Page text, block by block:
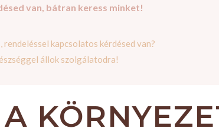
van, bátran keress minket!
rendeléssel kapcsolatos kérdésed van?
állok szolgálatodra!